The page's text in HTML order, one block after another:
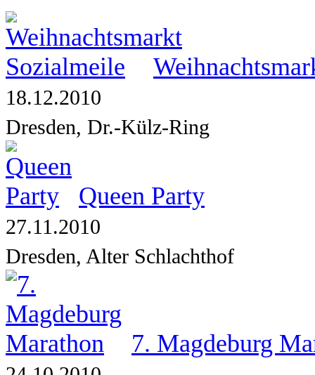
18.12.2010
Dresden, Dr.-Külz-Ring
Queen Party
27.11.2010
Dresden, Alter Schlachthof
7. Magdeburg